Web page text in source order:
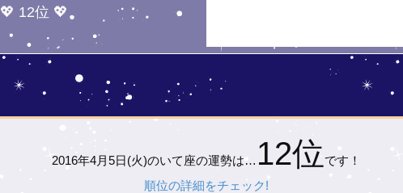
💖 12位 💖
2016年4月5日(火)のいて座の運勢は… 12位 です！
順位の詳細をチェック!